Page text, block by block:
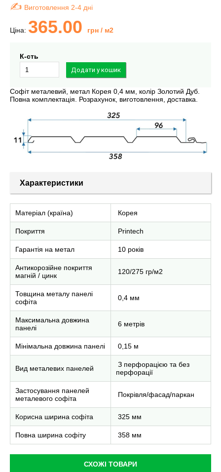
Виготовлення 2-4 дні
Ціна: 365.00 грн / м2
К-сть
Софіт металевий, метал Корея 0,4 мм, колір Золотий Дуб.
Повна комплектація. Розрахунок, виготовлення, доставка.
Характеристики
Матеріал (країна) Корея
Покриття Printech
Гарантія на метал 10 років
Антикорозійне покриття
магній / цинк
120/275 гр/м2
Товщина металу панелі
софіта
0,4 мм
Максимальна довжина
панелі
6 метрів
Мінімальна довжина панелі 0,15 м
Вид металевих панелей
З перфорацією та без
перфорації
Застосування панелей
металевого софіта
Покрівля/фасад/паркан
Корисна ширина софіта 325 мм
Повна ширина софіту 358 мм
СХОЖІ ТОВАРИ